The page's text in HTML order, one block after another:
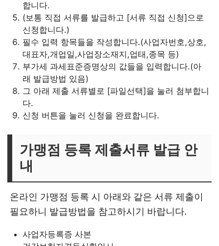
합니다.
(보통 직접 서류를 발급하고 [서류 직접 신청]으로
신청합니다.)
필수 입력 항목들을 작성합니다.(사업자번호,상호,
대표자,개업일,사업장소재지,업태,종목 등)
부가세 과세표준증명상의 값들을 입력합니다.(아
래 발급방법 있음)
그 아래 제출 서류별로 [파일선택]을 눌러 첨부합니
다.
신청 버튼을 눌러 신청을 완료합니다.
가맹점 등록 제출서류 발급 안
내
온라인 가맹점 등록 시 아래와 같은 서류 제출이
필요하니 발급방법을 참고하시기 바랍니다.
사업자등록증 사본